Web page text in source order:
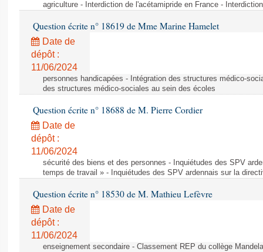
agriculture - Interdiction de l'acétamipride en France -
Question écrite n° 18619 de Mme Marine Hamelet
Date de
dépôt :
11/06/2024
personnes handicapées - Intégration des structures médico-
des structures médico-sociales au sein des écoles
Question écrite n° 18688 de M. Pierre Cordier
Date de
dépôt :
11/06/2024
sécurité des biens et des personnes - Inquiétudes des SPV
temps de travail » - Inquiétudes des SPV ardennais sur la
Question écrite n° 18530 de M. Mathieu Lefèvre
Date de
dépôt :
11/06/2024
enseignement secondaire - Classement REP du collège